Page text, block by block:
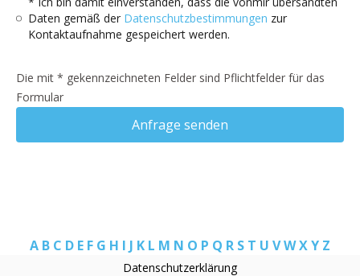
Daten gemäß der Datenschutzbestimmungen zur
Kontaktaufnahme gespeichert werden.
Die mit * gekennzeichneten Felder sind Pflichtfelder für das
Formular
Anfrage senden
A B C D E F G H I J K L M N O P Q R S T U VWXY Z
Datenschutzerklärung